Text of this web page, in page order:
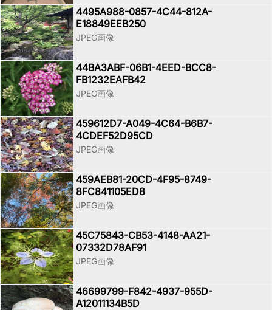
4495A988-0857-4C44-812A-
E18849EEB250
JPEG画像
44BA3ABF-06B1-4EED-BCC8-
FB1232EAFB42
JPEG画像
459612D7-A049-4C64-B6B7-
4CDEF52D95CD
JPEG画像
459AEB81-20CD-4F95-8749-
8FC841105ED8
JPEG画像
45C75843-CB53-4148-AA21-
07332D78AF91
JPEG画像
46699799-F842-4937-955D-
A12011134B5D